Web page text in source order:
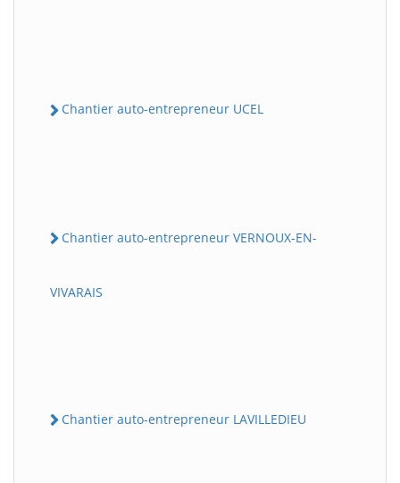
Chantier auto-entrepreneur UCEL
Chantier auto-entrepreneur VERNOUX-EN-
VIVARAIS
Chantier auto-entrepreneur LAVILLEDIEU